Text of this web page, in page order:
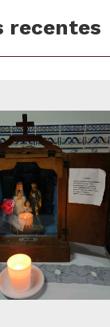
recentes